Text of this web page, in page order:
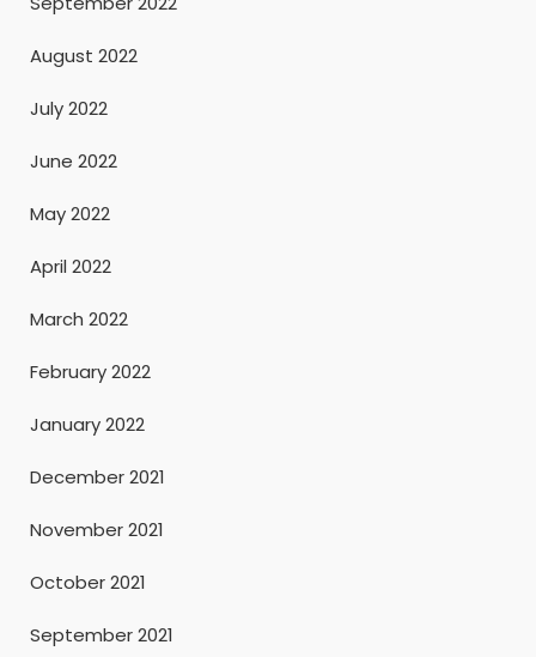
August 2022
July 2022
June 2022
May 2022
April 2022
March 2022
February 2022
January 2022
December 2021
November 2021
October 2021
September 2021